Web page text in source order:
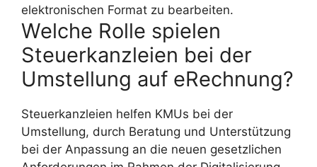
elektronischen Format zu bearbeiten.
Welche Rolle spielen
Steuerkanzleien bei der
Umstellung auf eRechnung?
Steuerkanzleien helfen KMUs bei der
Umstellung, durch Beratung und Unterstützung
bei der Anpassung an die neuen gesetzlichen